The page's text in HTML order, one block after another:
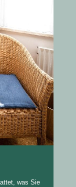
was Sie